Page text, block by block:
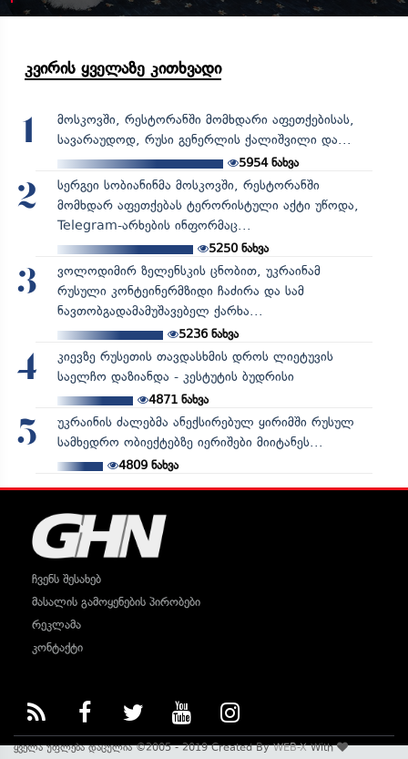
კვირის ყველაზე კითხვადი
1
მოსკოვში, რესტორანში მომხდარი აფეთქებისას,
სავარაუდოდ, რუსი გენერლის ქალიშვილი და...
5954ნახვა
2
სერგეი სობიანინმა მოსკოვში, რესტორანში
მომხდარ აფეთქებას ტერორისტული აქტი უწოდა,
Telegram-არხების ინფორმაც...
5250ნახვა
3
ვოლოდიმირ ზელენსკის ცნობით, უკრაინამ
რუსული კონტეინერმზიდი ჩაძირა და სამ
ნავთობგადამამუშავებელ ქარხა...
5236ნახვა
4
კიევზე რუსეთის თავდასხმის დროს ლიეტუვის
საელჩო დაზიანდა - კესტუტის ბუდრისი
4871ნახვა
5
უკრაინის ძალებმა ანექსირებულ ყირიმში რუსულ
სამხედრო ობიექტებზე იერიშები მიიტანეს...
4809ნახვა
ჩვენს შესახებ
მასალის გამოყენების პირობები
რეკლამა
კონტაქტი
ყველა უფლება დაცულია ©2005 - 2019 Created ByWEB-XWith